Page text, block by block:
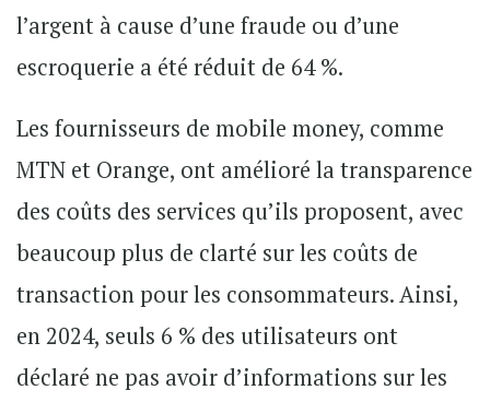
l’argent à cause d’une fraude ou d’une
escroquerie a été réduit de 64 %.
Les fournisseurs de mobile money, comme
MTN et Orange, ont amélioré la transparence
des coûts des services qu’ils proposent, avec
beaucoup plus de clarté sur les coûts de
transaction pour les consommateurs. Ainsi,
en 2024, seuls 6 % des utilisateurs ont
déclaré ne pas avoir d’informations sur les